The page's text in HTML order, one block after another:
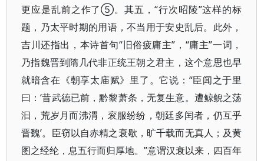
更应是乱前之作了⑤。其五，“行次昭陵”这样的标
题，乃太平时期的用语，不当用于安史乱后。此外，
吉川还指出，本诗首句“旧俗疲庸主”，“庸主”一词，
乃指魏晋到隋几代非正统王朝之君主，这个意思也早
就暗含在《朝享太庙赋》里了。它说：“臣闻之于里
曰：‘昔武德已前，黔黎萧条，无复生意。遭鲸鲵之荡
汩，荒岁月而沸渭，衮服纷纷，朝廷多闰者，仍互乎
晋魏’。臣窃以自赤精之衰歇，旷千载而无真人；及黄
图之经纶，息五行而归厚地。”意谓汉衰以来，四百年